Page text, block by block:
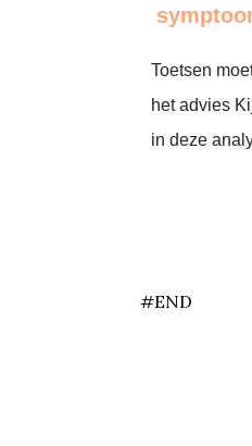
Toetsen
het advies
in deze
#END